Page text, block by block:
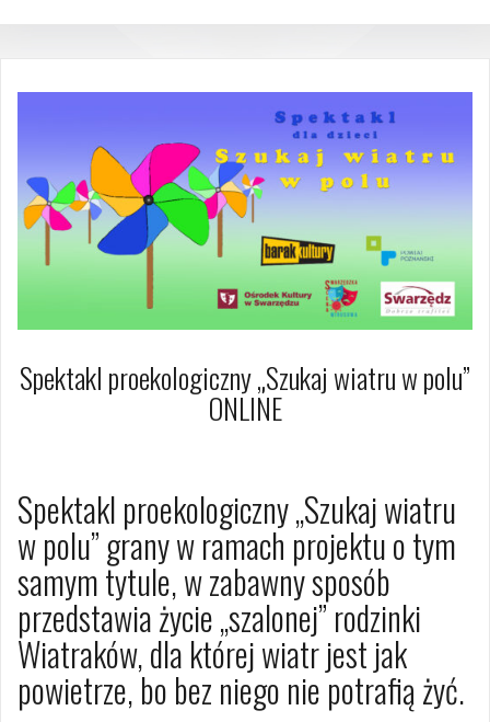
Spektakl proekologiczny „Szukaj wiatru w polu”
ONLINE
Spektakl proekologiczny „Szukaj wiatru
w polu” grany w ramach projektu o tym
samym tytule, w zabawny sposób
przedstawia życie „szalonej” rodzinki
Wiatraków, dla której wiatr jest jak
powietrze, bo bez niego nie potrafią żyć.